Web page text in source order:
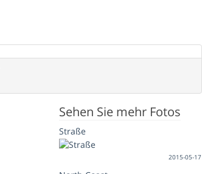
Sehen Sie mehr Fotos
Straße
2015-05-17